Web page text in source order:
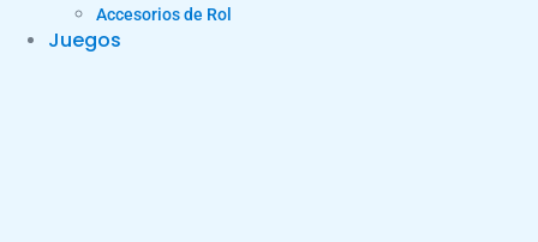
Accesorios de Rol
Juegos